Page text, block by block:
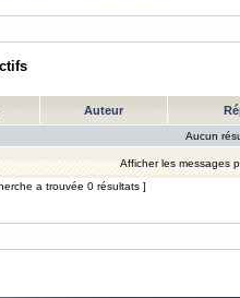
Auteur
Aucun
Afficher les messages
a trouvée 0 résultats ]